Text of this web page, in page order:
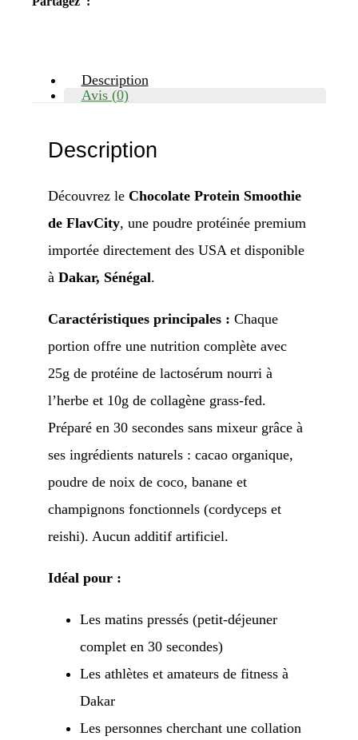
Description
Avis (0)
Description
Découvrez le Chocolate Protein Smoothie
de FlavCity, une poudre protéinée premium
importée directement des USA et disponible
à Dakar, Sénégal.
Caractéristiques principales : Chaque
portion offre une nutrition complète avec
25g de protéine de lactosérum nourri à
l’herbe et 10g de collagène grass-fed.
Préparé en 30 secondes sans mixeur grâce à
ses ingrédients naturels : cacao organique,
poudre de noix de coco, banane et
champignons fonctionnels (cordyceps et
reishi). Aucun additif artificiel.
Idéal pour :
Les matins pressés (petit-déjeuner
complet en 30 secondes)
Les athlètes et amateurs de fitness à
Dakar
Les personnes cherchant une collation